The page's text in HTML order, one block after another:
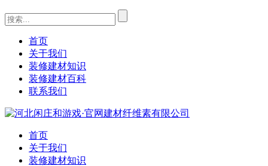
首页
关于我们
装修建材知识
装修建材百科
联系我们
首页
关于我们
装修建材知识